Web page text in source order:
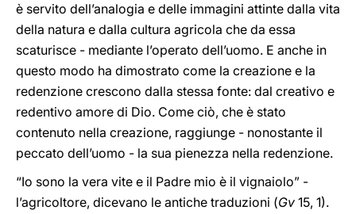
è servito dell’analogia e delle immagini attinte dalla vita
della natura e dalla cultura agricola che da essa
scaturisce - mediante l’operato dell’uomo. E anche in
questo modo ha dimostrato come la creazione e la
redenzione crescono dalla stessa fonte: dal creativo e
redentivo amore di Dio. Come ciò, che è stato
contenuto nella creazione, raggiunge - nonostante il
peccato dell’uomo - la sua pienezza nella redenzione.
“Io sono la vera vite e il Padre mio è il vignaiolo” -
l’agricoltore, dicevano le antiche traduzioni (Gv 15, 1).